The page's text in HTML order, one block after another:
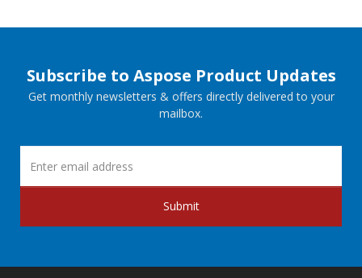
Subscribe to Aspose Product Updates
Get monthly newsletters & offers directly delivered to your
mailbox.
Submit